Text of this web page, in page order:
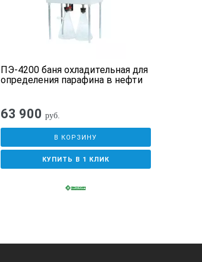
ПЭ-4200 баня охладительная для
определения парафина в нефти
63 900 руб.
В КОРЗИНУ
КУПИТЬ В 1 КЛИК